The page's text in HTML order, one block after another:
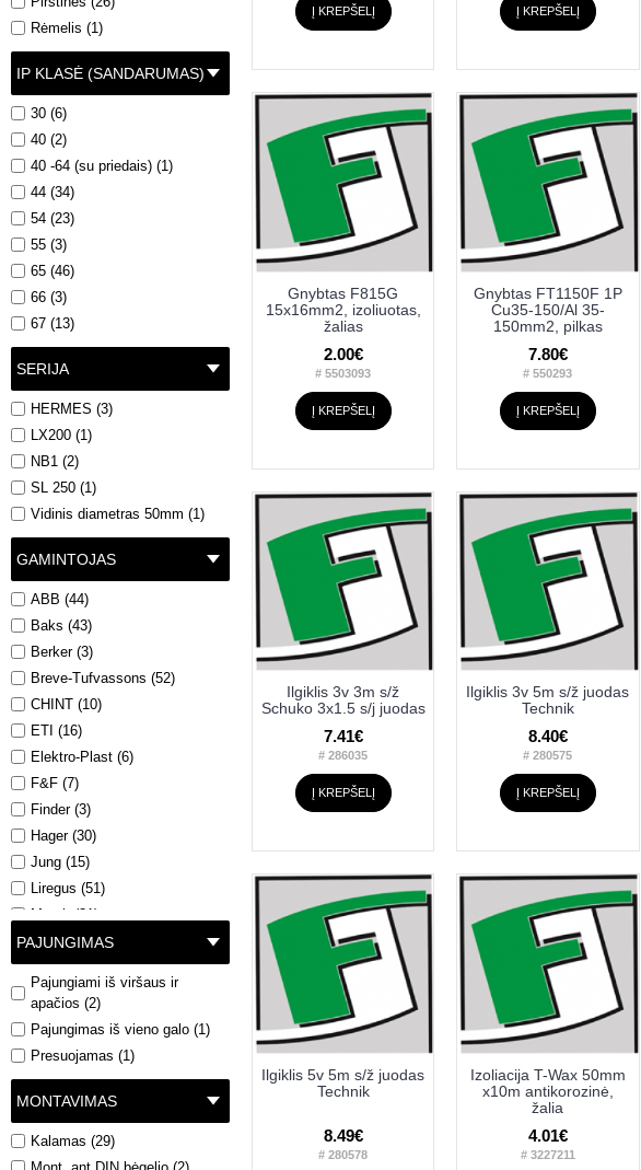
Rėmelis (1)
IP KLASĖ (SANDARUMAS)
30 (6)
40 (2)
40 -64 (su priedais) (1)
44 (34)
54 (23)
55 (3)
65 (46)
66 (3)
67 (13)
SERIJA
HERMES (3)
LX200 (1)
NB1 (2)
SL 250 (1)
Vidinis diametras 50mm (1)
GAMINTOJAS
ABB (44)
Baks (43)
Berker (3)
Breve-Tufvassons (52)
CHINT (10)
ETI (16)
Elektro-Plast (6)
F&F (7)
Finder (3)
Hager (30)
Jung (15)
Liregus (51)
Morek (31)
Philips (7)
Promfactor (41)
Radpol (4)
Scame (9)
Sez (9)
PAJUNGIMAS
Pajungiami iš viršaus ir
apačios (2)
Pajungimas iš vieno galo (1)
Presuojamas (1)
MONTAVIMAS
Kalamas (29)
Į KREPŠELĮ Į KREPŠELĮ
Gnybtas F815G
15x16mm2, izoliuotas,
žalias
2.00€
# 5503093
Į KREPŠELĮ
Gnybtas FT1150F 1P
Cu35-150/Al 35-
150mm2, pilkas
7.80€
# 550293
Į KREPŠELĮ
Ilgiklis 3v 3m s/ž
Schuko 3x1.5 s/j juodas
7.41€
# 286035
Į KREPŠELĮ
Ilgiklis 3v 5m s/ž juodas
Technik
8.40€
# 280575
Į KREPŠELĮ
Ilgiklis 5v 5m s/ž juodas
Technik
8.49€
# 280578
Izoliacija T-Wax 50mm
x10m antikorozinė,
žalia
4.01€
# 3227211